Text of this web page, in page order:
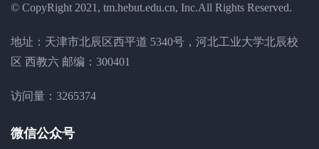
© CopyRight 2021, tm.hebut.edu.cn, Inc.All Rights Reserved.
地址：天津市北辰区西平道 5340号，河北工业大学北辰校
区 西教六 邮编：300401
访问量： 3265374
微信公众号